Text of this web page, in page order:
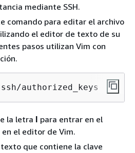
mediante SSH.
comando para editar el archivo
el editor de texto de su
pasos utilizan Vim con
authorized_keys
la letra I para entrar en el
el editor de Vim.
que contiene la clave